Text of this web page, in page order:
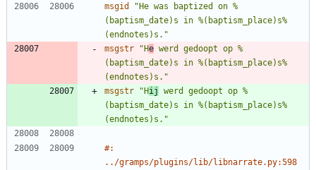
msgid
"He was baptized on %
(baptism_date)s in %(baptism_place)s%
(endnotes)s."
msgstr
"He werd gedoopt op %
(baptism_date)s in %(baptism_place)s%
(endnotes)s."
msgstr
"Hij
werd gedoopt op %
(baptism_date)s in %(baptism_place)s%
(endnotes)s."
#:
../gramps/plugins/lib/libnarrate.py:598